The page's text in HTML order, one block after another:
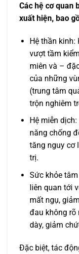
Các hệ cơ quan
xuất hiện, bao
Hệ thần kinh:
vượt tầm
miên và –
của những
(trung tâm
trộn nghiêm
Hệ miễn
năng chống
tăng nguy cơ
trị.
Sức khỏe
liên quan tới
mất ngụ,
đau không rõ
dày, giảm
Đặc biệt, tác